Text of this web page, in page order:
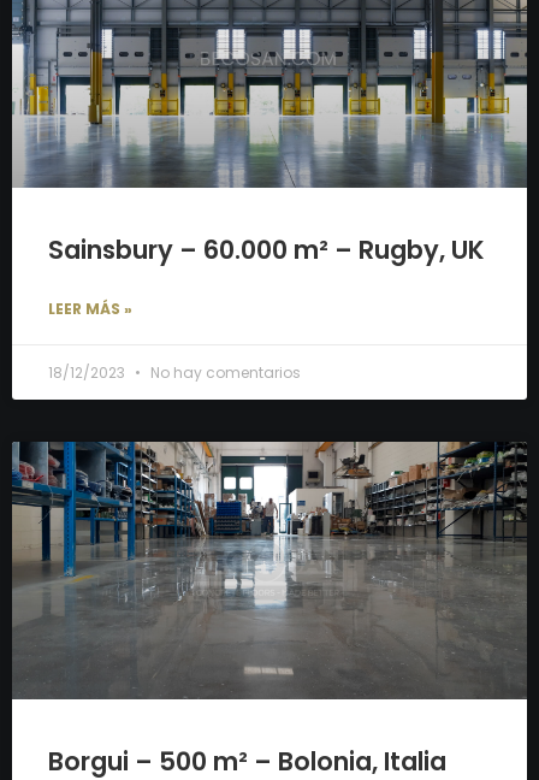
Sainsbury – 60.000 m² – Rugby, UK
LEER MÁS »
18/12/2023 No hay comentarios
Borgui – 500 m² – Bolonia, Italia